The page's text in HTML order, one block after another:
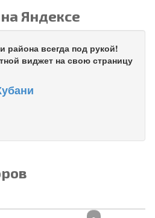
Яндексе
района всегда под рукой!
виджет на свою страницу